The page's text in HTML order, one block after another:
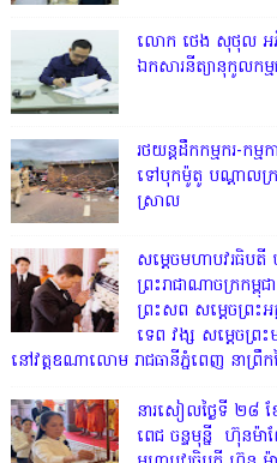
លោក ថេង សុថុល អភិ
ឯកសារនីត្យានុកូលកម្ម
រថយន្តដឹកកម្មករ-កម្
ទៅបុកម៉ូតូ បណ្តាលក្
ស្រាល
សម្តេចមហាបវរធិបតី
ព្រះរាជាណាចក្រកម្ពុ
ព្រះសព សម្តេចព្រះអ
ទេព វង្ស សម្តេចព្រះ
នៅវត្តឧណាលោម រាជធានីភ្នំពេញ នាព្រឹក
នារសៀលថ្ងៃទី ២៨
ពេជ ចន្ទមុន្នី ហ៊ុនម៉ា